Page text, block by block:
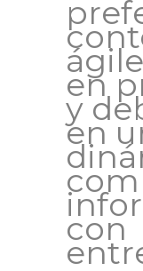
en
y
en
con